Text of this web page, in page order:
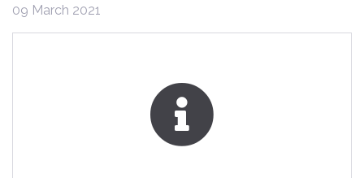
09 March 2021